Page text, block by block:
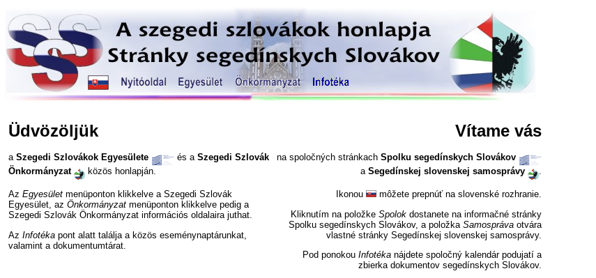
Üdvözöljük
a Szegedi Szlovákok Egyesülete és a Szegedi Szlovák
Önkormányzat
közös honlapján.
Az Egyesület menüponton klikkelve a Szegedi Szlovák
Egyesület, az Önkormányzat menüponton klikkelve pedig a
Szegedi Szlovák Önkormányzat információs oldalaira juthat.
Az Infotéka pont alatt találja a közös eseménynaptárunkat,
valamint a dokumentumtárat.
Vítame vás
na spoločných stránkach Spolku segedínskych Slovákov
a Segedínskej slovenskej samosprávy .
Ikonou
môžete prepnúť na slovenské rozhranie.
Kliknutím na položke Spolok dostanete na informačné stránky
Spolku segedínskych Slovákov, a položka Samospráva otvára
vlastné stránky Segedínskej slovenskej samosprávy.
Pod ponokou Infotéka nájdete spoločný kalendár podujatí a
zbierka dokumentov segedínskych Slovákov.